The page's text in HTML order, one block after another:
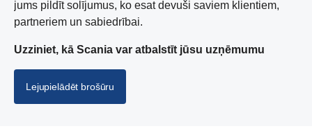
jums pildīt solījumus, ko esat devuši saviem klientiem,
partneriem un sabiedrībai.
Uzziniet, kā Scania var atbalstīt jūsu uzņēmumu
Lejupielādēt brošūru